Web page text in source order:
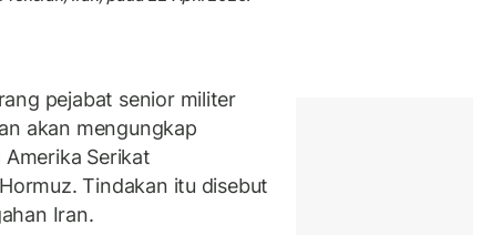
pejabat senior militer
akan mengungkap
Serikat
Tindakan itu disebut
Iran.